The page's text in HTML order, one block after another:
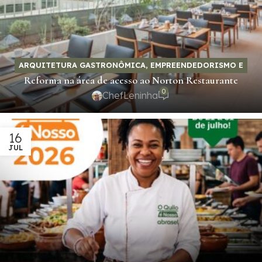
ARQUITETURA GASTRONÔMICA, EMPREENDEDORISMO E
NEGÓCIOS
Reforma na área de acesso ao Norton Restaurante
ChefLeninha 0
16
JUL